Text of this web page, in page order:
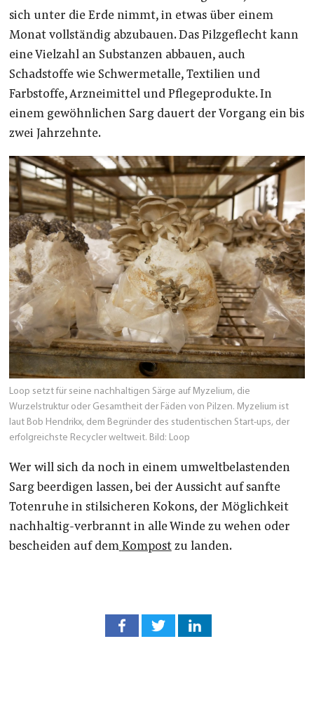
sich unter die Erde nimmt, in etwas über einem
Monat vollständig abzubauen. Das Pilzgeflecht kann
eine Vielzahl an Substanzen abbauen, auch
Schadstoffe wie Schwermetalle, Textilien und
Farbstoffe, Arzneimittel und Pflegeprodukte. In
einem gewöhnlichen Sarg dauert der Vorgang ein bis
zwei Jahrzehnte.
Loop setzt für seine nachhaltigen Särge auf Myzelium, die
Wurzelstruktur oder Gesamtheit der Fäden von Pilzen. Myzelium ist
laut Bob Hendrikx, dem Begründer des studentischen Start-ups, der
erfolgreichste Recycler weltweit. Bild: Loop
Wer will sich da noch in einem umweltbelastenden
Sarg beerdigen lassen, bei der Aussicht auf sanfte
Totenruhe in stilsicheren Kokons, der Möglichkeit
nachhaltig-verbrannt in alle Winde zu wehen oder
bescheiden auf dem Kompostzu landen.